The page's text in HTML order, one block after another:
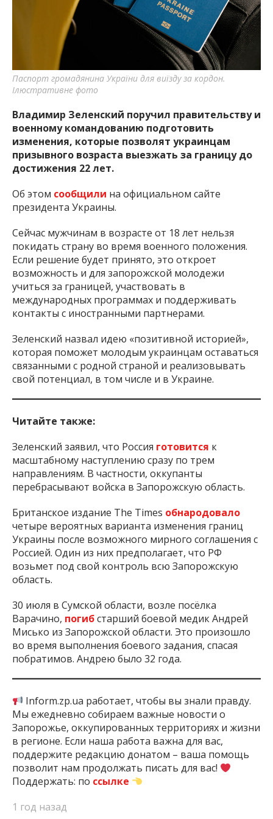
важную информацию о событиях
города Запорожья и области.
Паспорт громадянина України для виїзду за кордон.
Ілюстративне фото
Владимир Зеленский поручил правительству и
военному командованию подготовить
изменения, которые позволят украинцам
призывного возраста выезжать за границу до
достижения 22 лет.
Об этом сообщили на официальном сайте
президента Украины.
Сейчас мужчинам в возрасте от 18 лет нельзя
покидать страну во время военного положения.
Если решение будет принято, это откроет
возможность и для запорожской молодежи
учиться за границей, участвовать в
международных программах и поддерживать
контакты с иностранными партнерами.
Зеленский назвал идею «позитивной историей»,
которая поможет молодым украинцам оставаться
связанными с родной страной и реализовывать
свой потенциал, в том числе и в Украине.
Читайте также:
Зеленский заявил, что Россия готовится к
масштабному наступлению сразу по трем
направлениям. В частности, оккупанты
перебрасывают войска в Запорожскую область.
Британское издание The Times обнародовало
четыре вероятных варианта изменения границ
Украины после возможного мирного соглашения с
Россией. Один из них предполагает, что РФ
возьмет под свой контроль всю Запорожскую
область.
30 июля в Сумской области, возле посёлка
Варачино, погибстарший боевой медик Андрей
Мисько из Запорожской области. Это произошло
во время выполнения боевого задания, спасая
побратимов. Андрею было 32 года.
Inform.zp.ua работает, чтобы вы знали правду.
Мы ежедневно собираем важные новости о
Запорожье, оккупированных территориях и жизни
в регионе. Если наша работа важна для вас,
поддержите редакцию донатом – ваша помощь
позволит нам продолжать писать для вас!
Поддержать: по ссылке
1 год назад